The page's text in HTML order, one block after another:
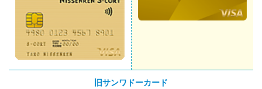
旧サンワドーカード